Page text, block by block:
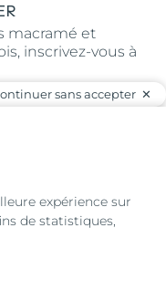
macramé et
inscrivez-vous à
sans accepter
expérience sur
de statistiques,